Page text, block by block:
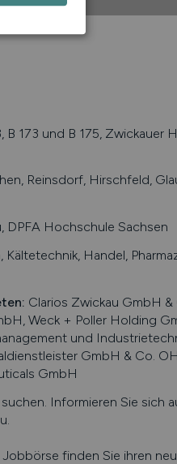
173 und B 175, Zwickauer
Reinsdorf, Hirschfeld,
DPFA Hochschule Sachsen
Handel,
: Clarios Zwickau GmbH &
Weck + Poller Holding
und
GmbH & Co.
GmbH
Informieren Sie sich
.
finden Sie ihren